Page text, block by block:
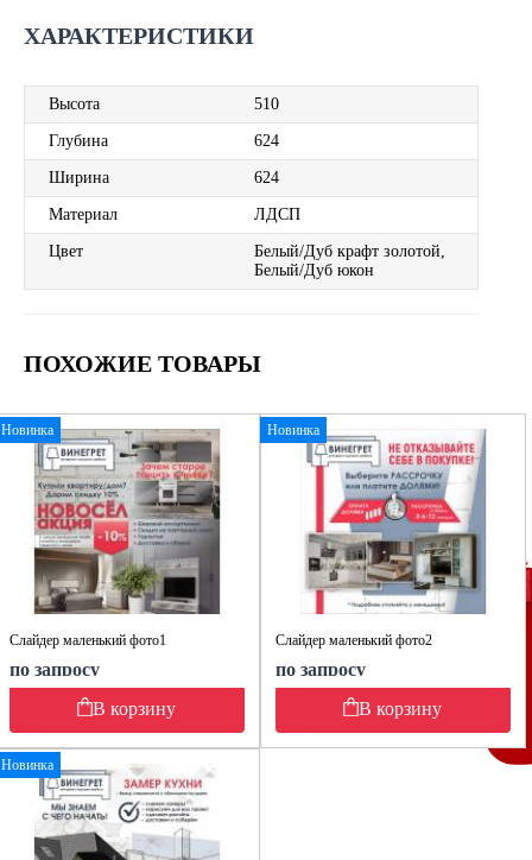
ХАРАКТЕРИСТИКИ
Высота 510
Глубина 624
Ширина 624
Материал ЛДСП
Цвет
Белый/Дуб крафт золотой,
Белый/Дуб юкон
ПОХОЖИЕ ТОВАРЫ
Новинка
Слайдер маленький фото1
по запросу
В корзину
Новинка
Слайдер маленький фото2
по запросу
В корзину
Новинка